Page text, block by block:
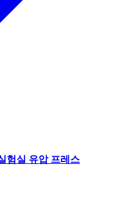
험실 유압 프레스